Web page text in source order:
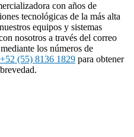
con años de
tecnológicas de la más alta
equipos y sistemas
nosotros a través del correo
los números de
+52 (55) 8136 1829 para obtener